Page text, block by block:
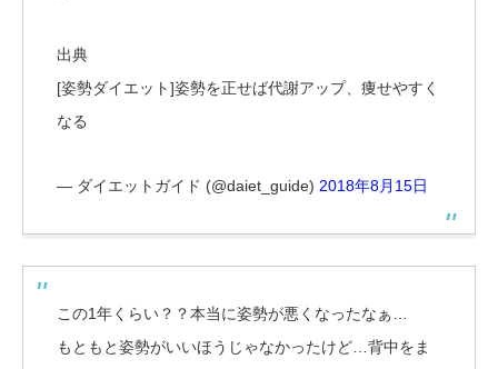
出典
[姿勢ダイエット]姿勢を正せば代謝アップ、痩せやすく
なる
— ダイエットガイド (@daiet_guide) 2018年8月15日
この1年くらい？？本当に姿勢が悪くなったなぁ…
もともと姿勢がいいほうじゃなかったけど…背中をま